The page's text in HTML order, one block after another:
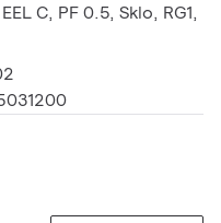
C, PF 0.5, Sklo, RG1,